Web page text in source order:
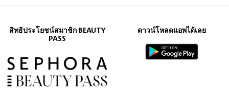
ห้องของคุณด้วยกลิ่นหอมที่น่าดึงดูด และทาผิวของคุณด้วยมอยเจอร์ไรเซอร์
เจลอาบน้ำ
เริ่มต้นด้วยการเคลียร์จิตใจของคุณด้วยการอาบน้ำที่ผ่อนคลายด้วยสูตรที่
สดชื่นและออร์แกนิกซึ่งช่วยเพิ่มพลังให้กับผิวแม้หลังจากการอาบน้ำ ลองใช้
ผลิตภัณฑ์ที่มีส่วนผสมธรรมชาติที่ทำความสะอาดและให้ความชุ่มชื้นแก่ผิว
อย่างอ่อนโยน เลือกระหว่างกลิ่นหอมหวานของส้มและมะลิ หรือกลิ่นหอมที่
เข้มข้นและมีเสน่ห์ของซีดาร์ซิตรัส ไม่ว่าคุณจะเลือกกลิ่นไหน ผลิตภัณฑ์
สิทธิประโยชน์สมาชิก BEAUTY
PASS
ดาวน์โหลดแอพได้เลย